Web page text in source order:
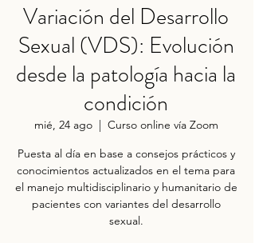
Variación del Desarrollo
Sexual (VDS): Evolución
desde la patología hacia la
condición
mié, 24 ago
  |
Curso online vía Zoom
Puesta al día en base a consejos prácticos y
conocimientos actualizados en el tema para
el manejo multidisciplinario y humanitario de
pacientes con variantes del desarrollo
sexual.